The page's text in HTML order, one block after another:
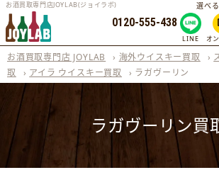
お酒買取専門店JOYLAB(ジョイラボ)
0120-555-438
選べ
LINE オ
お酒買取専門店 JOYLAB › 海外ウイスキー買取 ›
取
› アイラ ウイスキー買取 › ラガヴーリン
ラガヴーリン買